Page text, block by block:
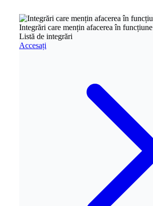
Integrări care mențin afacerea în funcțiune
Listă de integrări
Accesați